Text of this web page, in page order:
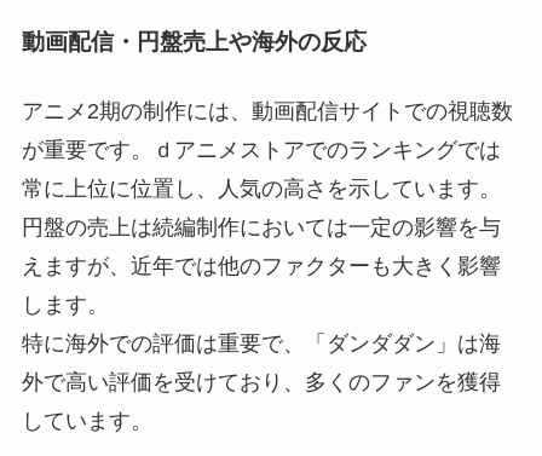
動画配信・円盤売上や海外の反応
アニメ2期の制作には、動画配信サイトでの視聴数
が重要です。ｄアニメストアでのランキングでは
常に上位に位置し、人気の高さを示しています。
円盤の売上は続編制作においては一定の影響を与
えますが、近年では他のファクターも大きく影響
します。
特に海外での評価は重要で、「ダンダダン」は海
外で高い評価を受けており、多くのファンを獲得
しています。